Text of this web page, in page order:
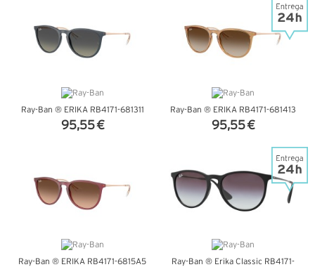
Ray-Ban ® ERIKA RB4171-681311
95,55 €
Ray-Ban ® ERIKA RB4171-681413
95,55 €
Ray-Ban ® ERIKA RB4171-6815A5 Ray-Ban ® Erika Classic RB4171-